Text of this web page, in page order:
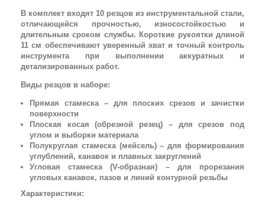
В комплект входят 10 резцов из инструментальной стали,
отличающейся прочностью, износостойкостью и
длительным сроком службы. Короткие рукоятки длиной
11 см обеспечивают уверенный хват и точный контроль
инструмента при выполнении аккуратных и
детализированных работ.
Виды резцов в наборе:
Прямая стамеска – для плоских срезов и зачистки
поверхности
Плоская косая (обрезной резец) – для срезов под
углом и выборки материала
Полукруглая стамеска (мейсель) – для формирования
углублений, канавок и плавных закруглений
Угловая стамеска (V-образная) – для прорезания
угловых канавок, пазов и линий контурной резьбы
Характеристики: